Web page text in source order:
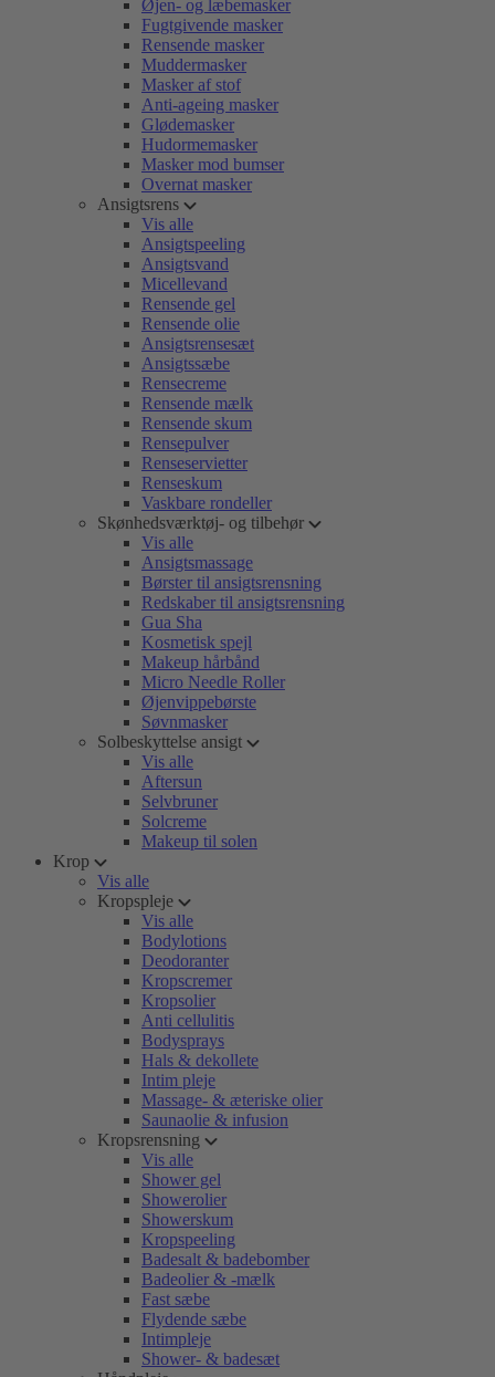
Øjen- og læbemasker
Fugtgivende masker
Rensende masker
Muddermasker
Masker af stof
Anti-ageing masker
Glødemasker
Hudormemasker
Masker mod bumser
Overnat masker
Ansigtsrens
Vis alle
Ansigtspeeling
Ansigtsvand
Micellevand
Rensende gel
Rensende olie
Ansigtsrensesæt
Ansigtssæbe
Rensecreme
Rensende mælk
Rensende skum
Rensepulver
Renseservietter
Renseskum
Vaskbare rondeller
Skønhedsværktøj- og tilbehør
Vis alle
Ansigtsmassage
Børster til ansigtsrensning
Redskaber til ansigtsrensning
Gua Sha
Kosmetisk spejl
Makeup hårbånd
Micro Needle Roller
Øjenvippebørste
Søvnmasker
Solbeskyttelse ansigt
Vis alle
Aftersun
Selvbruner
Solcreme
Makeup til solen
Krop
Vis alle
Kropspleje
Vis alle
Bodylotions
Deodoranter
Kropscremer
Kropsolier
Anti cellulitis
Bodysprays
Hals & dekollete
Intim pleje
Massage- & æteriske olier
Saunaolie & infusion
Kropsrensning
Vis alle
Shower gel
Showerolier
Showerskum
Kropspeeling
Badesalt & badebomber
Badeolier & -mælk
Fast sæbe
Flydende sæbe
Intimpleje
Shower- & badesæt